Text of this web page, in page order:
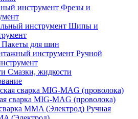
Фрезы и
Шипы и
Пакеты для шин
Ручной
Смазки, жидкости
сварка MIG-MAG (проволока)
Ручная